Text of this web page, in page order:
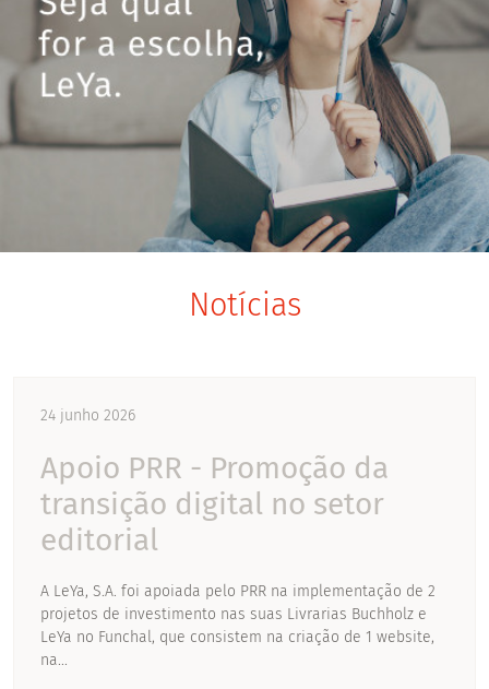
Notícias
24 junho 2026
Apoio PRR - Promoção da
transição digital no setor
editorial
A LeYa, S.A. foi apoiada pelo PRR na implementação de 2
projetos de investimento nas suas Livrarias Buchholz e
LeYa no Funchal, que consistem na criação de 1 website,
na...